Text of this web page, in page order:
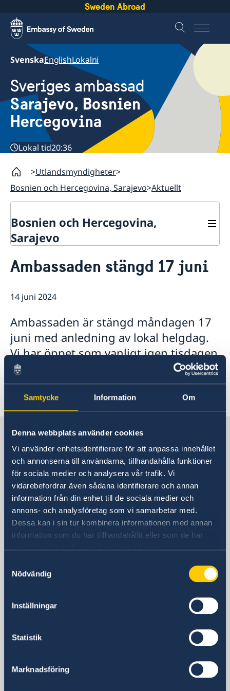
Samtycke Information Om
Denna webbplats använder cookies
Vi använder enhetsidentifierare för att anpassa innehållet
och annonserna till användarna, tillhandahålla funktioner
för sociala medier och analysera vår trafik. Vi
vidarebefordrar även sådana identifierare och annan
information från din enhet till de sociala medier och
annons- och analysföretag som vi samarbetar med.
Dessa kan i sin tur kombinera informationen med annan
information som du har tillhandahållit eller som de har
Nödvändig
Inställningar
Statistik
Marknadsföring
Sweden Abroad
SvenskaEnglishLokalni
Sveriges ambassad
Sarajevo, Bosnien
Hercegovina
Lokal tid20:36
Utlandsmyndigheter
Bosnien och Hercegovina, Sarajevo Aktuellt
Bosnien och Hercegovina,
Sarajevo
Om oss
Vi är en resurs för svenska företag
Så kan du få stöd
Anmäl handelshinder
Aktuellt
Ambassaden stängd 17 juni
14 juni 2024
Ambassaden är stängd måndagen 17
juni med anledning av lokal helgdag.
Vi har öppet som vanligt igen tisdagen
18 juni.
Sverige i Bosnien och
Hercegovina
Sveriges ambassad
Besöksadress
Embassy of Sweden
Ferhadija 20
Postadress
Embassy of Sweden
71000 Sarajevo
Telefonnummer
Ambassadens fax